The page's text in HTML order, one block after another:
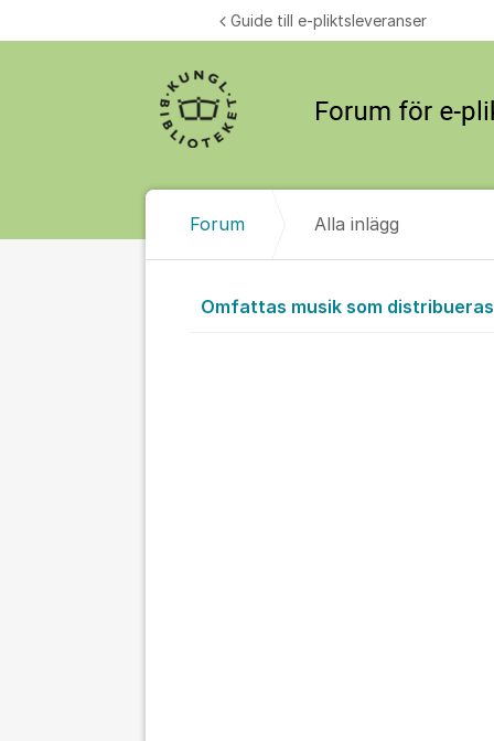
Guide till e-pliktsleveranser
Forum Alla inlägg
Alla inlägg
Omfattas musik som